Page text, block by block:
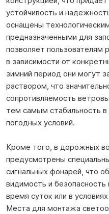
устойчивость и
оснащены
предназначенными для
позволяет пользователям
в зависимости от
зимний период они могут
раствором, что
сопротивляемость
тем самым стабильность в
погодных условий.
Кроме того, в дорожных
предусмотрены
сигнальных фонарей, что
видимость и безопасность
время суток или в
Места для монтажа